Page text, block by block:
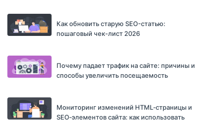
Как обновить старую SEO-статью:
пошаговый чек-лист 2026
Почему падает трафик на сайте: причины и
способы увеличить посещаемость
Мониторинг изменений HTML‑страницы и
SEO‑элементов сайта: как использовать